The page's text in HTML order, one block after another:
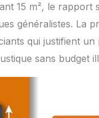
15 m², le
généralistes. La
qui justifient
sans budget